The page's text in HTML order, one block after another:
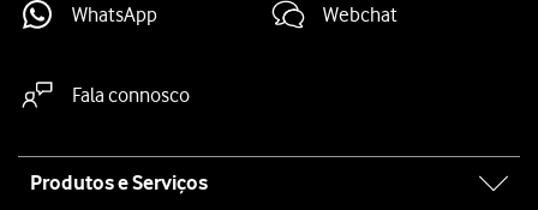
WhatsApp Webchat
Fala connosco
map
Produtos e Serviços